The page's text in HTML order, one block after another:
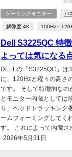
ゲーミングモニター パ
解像度:4K 100Hz～
Dell S3225QC 特
よっては気になる
DELLの「S3225QC」は
に、120Hzと程々の高さ
です。 そして特徴的なの
とモニター内蔵としては
り、ヘッドトラッキング
ームフォーミングしてく
す。 これによって内蔵ス
2026年5月31日